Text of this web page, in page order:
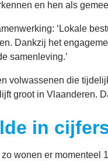
en hen als
‘Lokale
Dankzij het
samenleving.’
volwassenen die
groot in Vlaanderen.
in
wonen er momenteel